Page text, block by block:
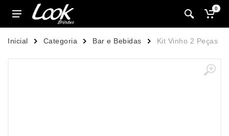
0
Inicial Categoria Bar e Bebidas Kit Vinho 2 Peças